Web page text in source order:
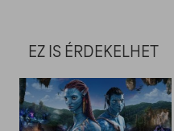
EZ IS ÉRDEKELHET